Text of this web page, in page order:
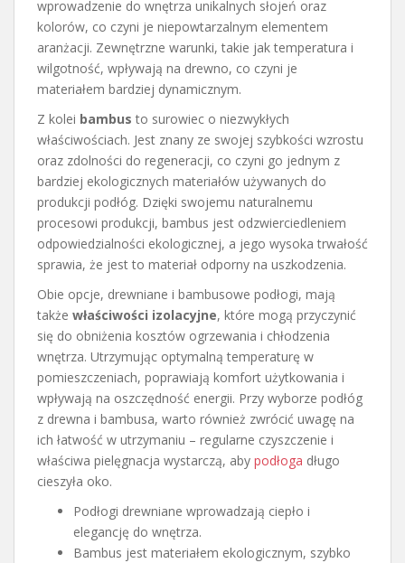
wprowadzenie do wnętrza unikalnych słojeń oraz
kolorów, co czyni je niepowtarzalnym elementem
aranżacji. Zewnętrzne warunki, takie jak temperatura i
wilgotność, wpływają na drewno, co czyni je
materiałem bardziej dynamicznym.
Z kolei bambus to surowiec o niezwykłych
właściwościach. Jest znany ze swojej szybkości wzrostu
oraz zdolności do regeneracji, co czyni go jednym z
bardziej ekologicznych materiałów używanych do
produkcji podłóg. Dzięki swojemu naturalnemu
procesowi produkcji, bambus jest odzwierciedleniem
odpowiedzialności ekologicznej, a jego wysoka trwałość
sprawia, że jest to materiał odporny na uszkodzenia.
Obie opcje, drewniane i bambusowe podłogi, mają
także właściwości izolacyjne, które mogą przyczynić
się do obniżenia kosztów ogrzewania i chłodzenia
wnętrza. Utrzymując optymalną temperaturę w
pomieszczeniach, poprawiają komfort użytkowania i
wpływają na oszczędność energii. Przy wyborze podłóg
z drewna i bambusa, warto również zwrócić uwagę na
ich łatwość w utrzymaniu – regularne czyszczenie i
właściwa pielęgnacja wystarczą, aby podłoga długo
cieszyła oko.
Podłogi drewniane wprowadzają ciepło i
elegancję do wnętrza.
Bambus jest materiałem ekologicznym, szybko